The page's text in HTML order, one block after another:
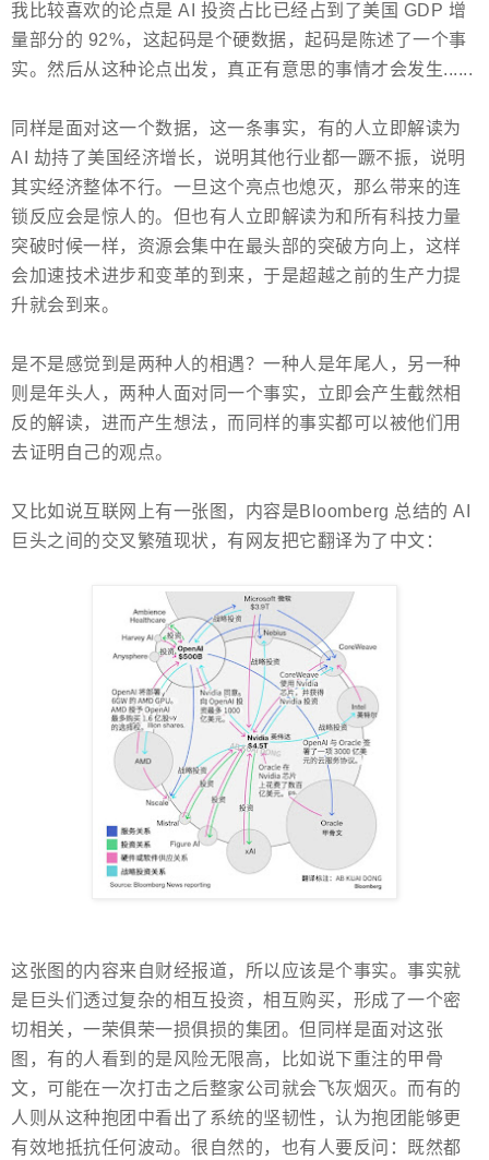
我比较喜欢的论点是 AI 投资占比已经占到了美国 GDP 增
量部分的 92%，这起码是个硬数据，起码是陈述了一个事
实。然后从这种论点出发，真正有意思的事情才会发生......
同样是面对这一个数据，这一条事实，有的人立即解读为
AI 劫持了美国经济增长，说明其他行业都一蹶不振，说明
其实经济整体不行。一旦这个亮点也熄灭，那么带来的连
锁反应会是惊人的。但也有人立即解读为和所有科技力量
突破时候一样，资源会集中在最头部的突破方向上，这样
会加速技术进步和变革的到来，于是超越之前的生产力提
升就会到来。
是不是感觉到是两种人的相遇？一种人是年尾人，另一种
则是年头人，两种人面对同一个事实，立即会产生截然相
反的解读，进而产生想法，而同样的事实都可以被他们用
去证明自己的观点。
又比如说互联网上有一张图，内容是Bloomberg 总结的 AI
巨头之间的交叉繁殖现状，有网友把它翻译为了中文：
这张图的内容来自财经报道，所以应该是个事实。事实就
是巨头们透过复杂的相互投资，相互购买，形成了一个密
切相关，一荣俱荣一损俱损的集团。但同样是面对这张
图，有的人看到的是风险无限高，比如说下重注的甲骨
文，可能在一次打击之后整家公司就会飞灰烟灭。而有的
人则从这种抱团中看出了系统的坚韧性，认为抱团能够更
有效地抵抗任何波动。很自然的，也有人要反问：既然都